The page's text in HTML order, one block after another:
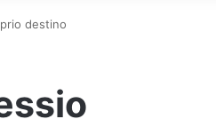
destino